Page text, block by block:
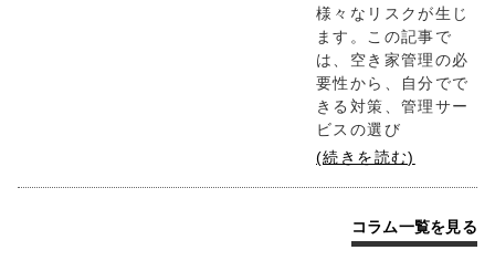
様々なリスクが生じ
ます。この記事で
は、空き家管理の必
要性から、自分でで
きる対策、管理サー
ビスの選び
(続きを読む)
コラム一覧を見る